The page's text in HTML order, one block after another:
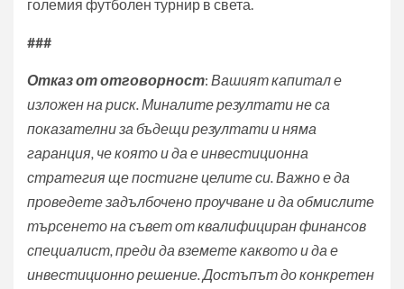
големия футболен турнир в света.
###
Отказ от отговорност: Вашият капитал е
изложен на риск. Миналите резултати не са
показателни за бъдещи резултати и няма
гаранция, че която и да е инвестиционна
стратегия ще постигне целите си. Важно е да
проведете задълбочено проучване и да обмислите
търсенето на съвет от квалифициран финансов
специалист, преди да вземете каквото и да е
инвестиционно решение. Достъпът до конкретен